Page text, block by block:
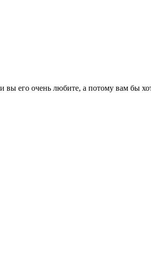
его очень любите, а потому вам бы